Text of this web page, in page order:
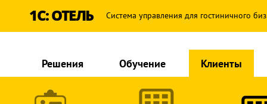
1С: ОТЕЛЬ Система управления для гостиничного
Решения Обучение Клиенты